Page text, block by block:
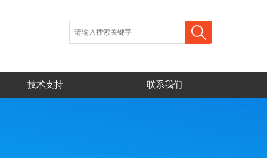
技术支持 联系我们